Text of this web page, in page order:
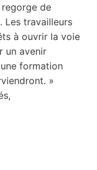
regorge de
Les travailleurs
à ouvrir la voie
un avenir
formation
»